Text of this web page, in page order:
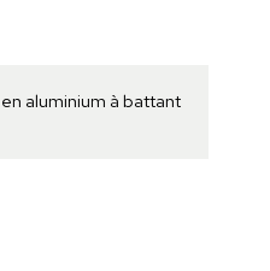
aluminium à battant